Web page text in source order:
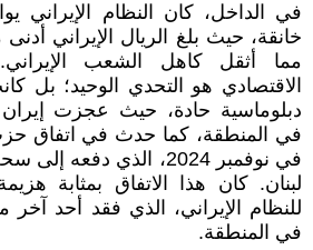
في الداخل، كان النظام الإيراني
خانقة، حيث بلغ الريال الإيراني
مما أثقل كاهل الشعب
الاقتصادي هو التحدي الوحيد؛ بل
دبلوماسية حادة، حيث عجزت
في المنطقة، كما حدث في اتفاق
في نوفمبر 2024، الذي
لبنان. كان هذا الاتفاق بمثابة
للنظام الإيراني، الذي فقد أحد آخر
في المنطقة.